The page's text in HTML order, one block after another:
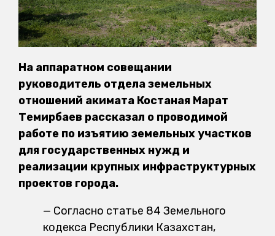
На аппаратном совещании
руководитель отдела земельных
отношений акимата Костаная Марат
Темирбаев рассказал о проводимой
работе по изъятию земельных участков
для государственных нужд и
реализации крупных инфраструктурных
проектов города.
— Согласно статье 84 Земельного
кодекса Республики Казахстан,